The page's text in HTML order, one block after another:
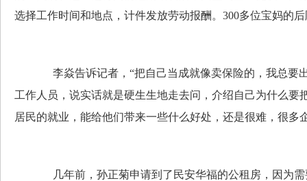
选择工作时间和地点，计件发放劳动报酬。300多位宝妈的
李焱告诉记者，“把自己当成就像卖保险的，我总要出
工作人员，说实话就是硬生生地走去问，介绍自己为什么要
居民的就业，能给他们带来一些什么好处，还是很难，很多
几年前，孙正菊申请到了民安华福的公租房，因为需